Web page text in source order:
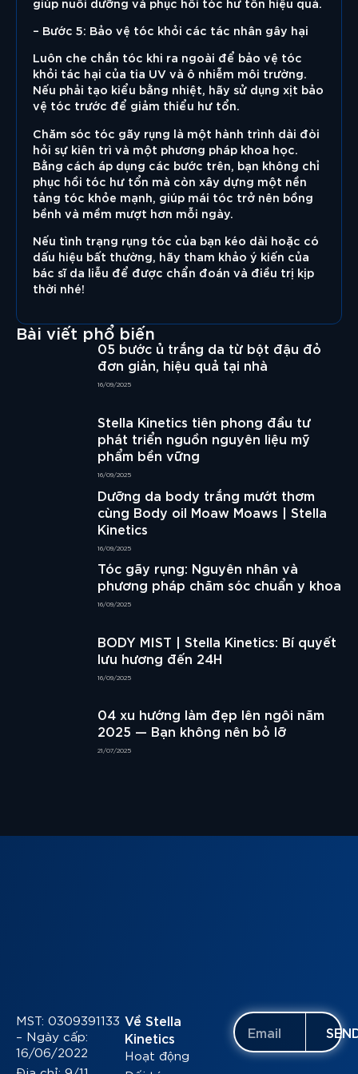
– Bước 5: Bảo vệ tóc khỏi các tác nhân gây hại
Luôn che chắn tóc khi ra ngoài để bảo vệ tóc
khỏi tác hại của tia UV và ô nhiễm môi trường.
Nếu phải tạo kiểu bằng nhiệt, hãy sử dụng xịt bảo
vệ tóc trước để giảm thiểu hư tổn.
Chăm sóc tóc gãy rụng là một hành trình dài đòi
hỏi sự kiên trì và một phương pháp khoa học.
Bằng cách áp dụng các bước trên, bạn không chỉ
phục hồi tóc hư tổn mà còn xây dựng một nền
tảng tóc khỏe mạnh, giúp mái tóc trở nên bồng
bềnh và mềm mượt hơn mỗi ngày.
Nếu tình trạng rụng tóc của bạn kéo dài hoặc có
dấu hiệu bất thường, hãy tham khảo ý kiến của
bác sĩ da liễu để được chẩn đoán và điều trị kịp
thời nhé!
Bài viết phổ biến
05 bước ủ trắng da từ bột đậu đỏ
đơn giản, hiệu quả tại nhà
16/09/2025
Stella Kinetics tiên phong đầu tư
phát triển nguồn nguyên liệu mỹ
phẩm bền vững
16/09/2025
Dưỡng da body trắng mướt thơm
cùng Body oil Moaw Moaws | Stella
Kinetics
16/09/2025
Tóc gãy rụng: Nguyên nhân và
phương pháp chăm sóc chuẩn y khoa
16/09/2025
BODY MIST | Stella Kinetics: Bí quyết
lưu hương đến 24H
16/09/2025
04 xu hướng làm đẹp lên ngôi năm
2025 — Bạn không nên bỏ lỡ
21/07/2025
MST: 0309391133
– Ngày cấp:
16/06/2022
Về Stella
Kinetics
Hoạt động